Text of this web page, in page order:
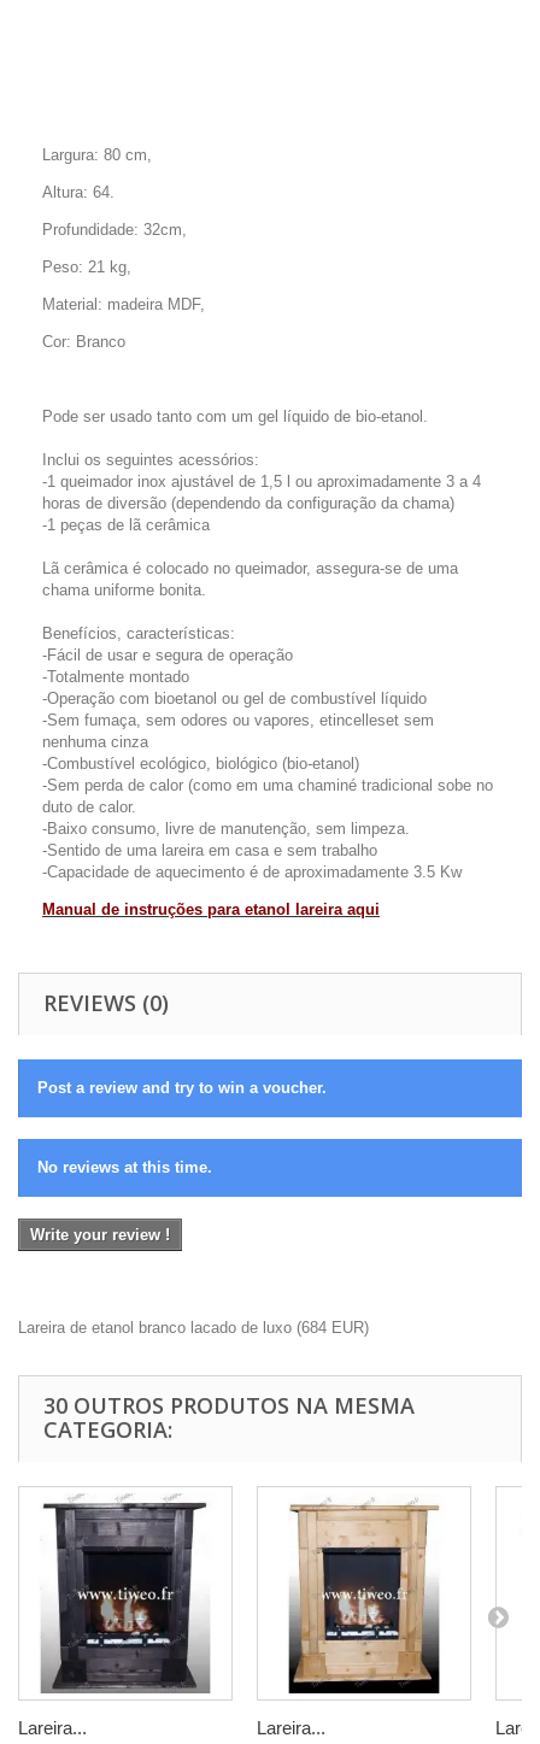
Largura: 80 cm,
Altura: 64.
Profundidade: 32cm,
Peso: 21 kg,
Material: madeira MDF,
Cor: Branco
Pode ser usado tanto com um gel líquido de bio-etanol.
Inclui os seguintes acessórios:
-1 queimador inox ajustável de 1,5 l ou aproximadamente 3 a 4
horas de diversão (dependendo da configuração da chama)
-1 peças de lã cerâmica
Lã cerâmica é colocado no queimador, assegura-se de uma
chama uniforme bonita.
Benefícios, características:
-Fácil de usar e segura de operação
-Totalmente montado
-Operação com bioetanol ou gel de combustível líquido
-Sem fumaça, sem odores ou vapores, etincelleset sem
nenhuma cinza
-Combustível ecológico, biológico (bio-etanol)
-Sem perda de calor (como em uma chaminé tradicional sobe no
duto de calor.
-Baixo consumo, livre de manutenção, sem limpeza.
-Sentido de uma lareira em casa e sem trabalho
-Capacidade de aquecimento é de aproximadamente 3.5 Kw
Manual de instruções para etanol lareira aqui
REVIEWS (0)
Post a review and try to win a voucher.
No reviews at this time.
Write your review !
Lareira de etanol branco lacado de luxo (684 EUR)
30 OUTROS PRODUTOS NA MESMA
CATEGORIA:
Lareira... Lareira...